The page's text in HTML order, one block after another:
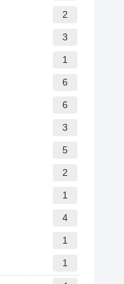
2
3
1
6
6
3
5
2
1
4
1
1